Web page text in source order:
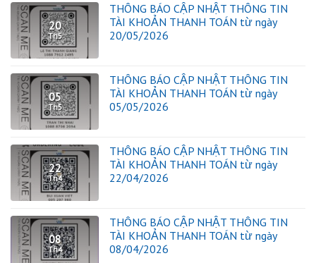
20
Th5
THÔNG BÁO CẬP NHẬT THÔNG TIN
TÀI KHOẢN THANH TOÁN từ ngày
20/05/2026
05
Th5
THÔNG BÁO CẬP NHẬT THÔNG TIN
TÀI KHOẢN THANH TOÁN từ ngày
05/05/2026
22
Th4
THÔNG BÁO CẬP NHẬT THÔNG TIN
TÀI KHOẢN THANH TOÁN từ ngày
22/04/2026
08
Th4
THÔNG BÁO CẬP NHẬT THÔNG TIN
TÀI KHOẢN THANH TOÁN từ ngày
08/04/2026